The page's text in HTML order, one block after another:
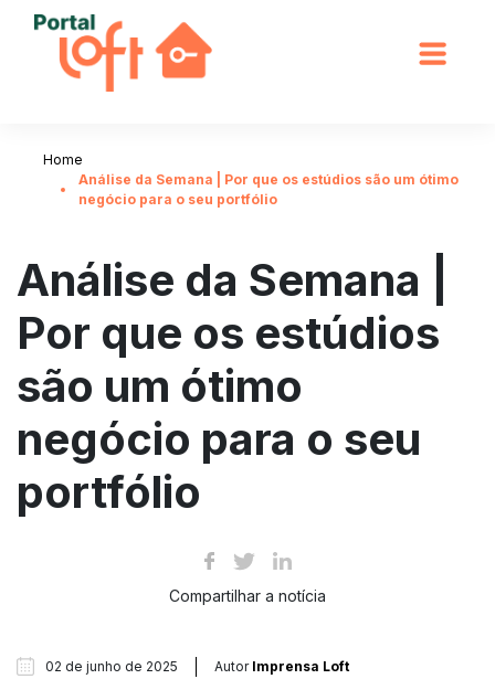
Home
Análise da Semana | Por que os estúdios são um ótimo
negócio para o seu portfólio
Análise da Semana |
Por que os estúdios
são um ótimo
negócio para o seu
portfólio
Compartilhar a notícia
02 de junho de 2025 Autor Imprensa Loft